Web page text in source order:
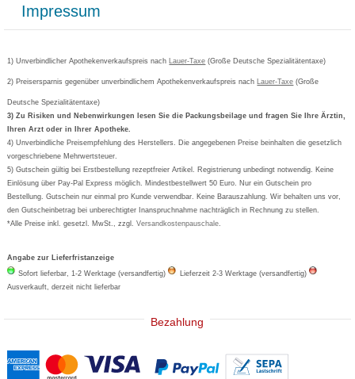
AGB
Cookie-Einstellungen
Vertrag widerrufen
Versandkosten
Bestellschein ausfüllen
Newsletteranmeldung
Gutschein und Rabatte
Kundenbewertung
Grippostad
Bepanthen
Formoline
Wick
Eucerin
Basica
Impressum
1) Unverbindlicher Apothekenverkaufspreis nach Lauer-Taxe (Große Deutsche Spezialitätentaxe)
2) Preisersparnis gegenüber unverbindlichem Apothekenverkaufspreis nach Lauer-Taxe (Große
Deutsche Spezialitätentaxe)
3) Zu Risiken und Nebenwirkungen lesen Sie die Packungsbeilage und fragen Sie Ihre Ärztin,
Ihren Arzt oder in Ihrer Apotheke.
4) Unverbindliche Preisempfehlung des Herstellers. Die angegebenen Preise beinhalten die gesetzlich
vorgeschriebene Mehrwertsteuer.
5) Gutschein gültig bei Erstbestellung rezeptfreier Artikel. Registrierung unbedingt notwendig. Keine
Einlösung über Pay-Pal Express möglich. Mindestbestellwert 50 Euro. Nur ein Gutschein pro
Bestellung. Gutschein nur einmal pro Kunde verwendbar. Keine Barauszahlung. Wir behalten uns vor,
den Gutscheinbetrag bei unberechtigter Inanspruchnahme nachträglich in Rechnung zu stellen.
*Alle Preise inkl. gesetzl. MwSt., zzgl.Versandkostenpauschale.
Angabe zur Lieferfristanzeige
Sofort lieferbar, 1-2 Werktage (versandfertig)
Lieferzeit 2-3 Werktage (versandfertig)
Ausverkauft, derzeit nicht lieferbar
Bezahlung